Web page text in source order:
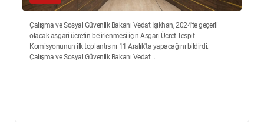
Çalışma ve Sosyal Güvenlik Bakanı Vedat Işıkhan, 2024'te geçerli
olacak asgari ücretin belirlenmesi için Asgari Ücret Tespit
Komisyonunun ilk toplantısını 11 Aralık'ta yapacağını bildirdi.
Çalışma ve Sosyal Güvenlik Bakanı Vedat...